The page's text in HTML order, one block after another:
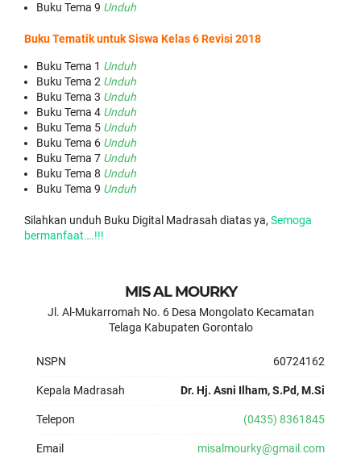
Buku Tema 9 Unduh
Buku Tematik untuk Siswa Kelas 6 Revisi 2018
Buku Tema 1 Unduh
Buku Tema 2 Unduh
Buku Tema 3 Unduh
Buku Tema 4 Unduh
Buku Tema 5 Unduh
Buku Tema 6 Unduh
Buku Tema 7 Unduh
Buku Tema 8 Unduh
Buku Tema 9 Unduh
Silahkan unduh Buku Digital Madrasah diatas ya, Semoga
bermanfaat….!!!
MIS AL MOURKY
Jl. Al-Mukarromah No. 6 Desa Mongolato Kecamatan
Telaga Kabupaten Gorontalo
NSPN 60724162
Kepala Madrasah Dr. Hj. Asni Ilham, S.Pd, M.Si
Telepon (0435) 8361845
Email misalmourky@gmail.com